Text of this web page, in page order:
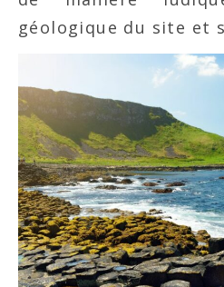
géologique du site et